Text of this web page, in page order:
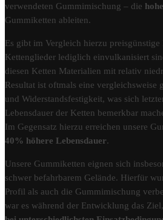
verwendeten Gummimischung – die
Gummiketten ableiten.
Es gibt im Vergleich hierzu preisgünstige
Kettenglieder lediglich einvulkanisiert
diesen Ketten Materialien mit relativ
Resultat ist oftmals eine vergleichsweise
und Widerstandsfestigkeit, was sich
Lebensdauer der Ketten bemerkbar
Im Gegensatz hierzu erreichen unsere
40% höhere Lebensdauer.
Unsere Gummiketten eignen sich
schwer befahrbarem Gelände. Hierfür
Profil als auch die Gummimischung
war es während der Entwicklung das